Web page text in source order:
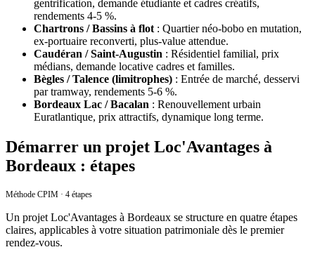
gentrification, demande étudiante et cadres créatifs,
rendements 4-5 %.
Chartrons / Bassins à flot : Quartier néo-bobo en mutation,
ex-portuaire reconverti, plus-value attendue.
Caudéran / Saint-Augustin : Résidentiel familial, prix
médians, demande locative cadres et familles.
Bègles / Talence (limitrophes) : Entrée de marché, desservi
par tramway, rendements 5-6 %.
Bordeaux Lac / Bacalan : Renouvellement urbain
Euratlantique, prix attractifs, dynamique long terme.
Démarrer un projet Loc'Avantages à
Bordeaux : étapes
Méthode CPIM · 4 étapes
Un projet Loc'Avantages à Bordeaux se structure en quatre étapes
claires, applicables à votre situation patrimoniale dès le premier
rendez-vous.